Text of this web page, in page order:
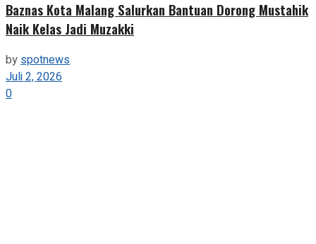
Baznas Kota Malang Salurkan Bantuan Dorong Mustahik
Naik Kelas Jadi Muzakki
byspotnews
Juli 2, 2026
0